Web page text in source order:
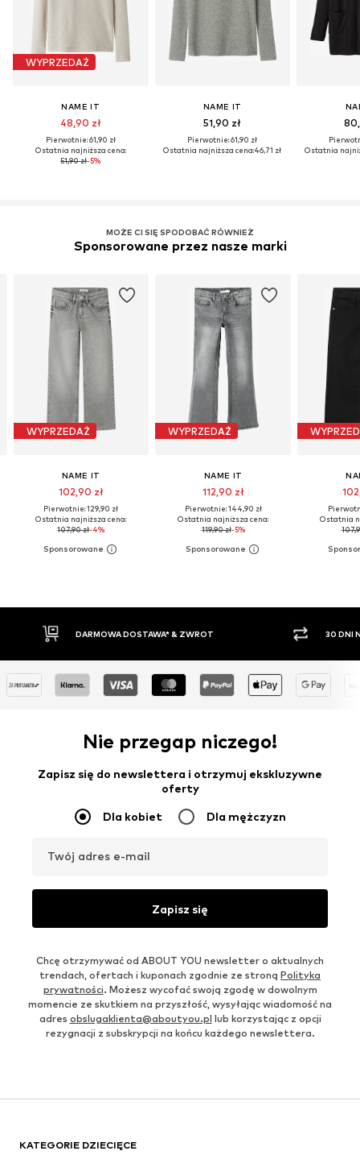
WYPRZEDAŻ
NAME IT
48,90 zł
Pierwotnie: 61,90 zł
Ostatnia najniższa cena:
51,90 zł-5%
NAME IT
51,90 zł
Pierwotnie: 61,90 zł
Ostatnia najniższa cena:46,71 zł
Ostatnia
MOŻE CI SIĘ SPODOBAĆ RÓWNIEŻ
Sponsorowane przez nasze marki
WYPRZEDAŻ
NAME IT
102,90 zł
Pierwotnie: 129,90 zł
Ostatnia najniższa cena:
107,90 zł-4%
WYPRZEDAŻ
NAME IT
112,90 zł
Pierwotnie: 144,90 zł
Ostatnia najniższa cena:
119,90 zł-5%
Ostatnia
30 DNI NA ZWROT TOWARU
Nie przegap niczego!
Zapisz się do newslettera i otrzymuj ekskluzywne
oferty
Dla kobiet Dla mężczyzn
Twój adres e-mail
Zapisz się
Chcę otrzymywać od ABOUT YOU newsletter o aktualnych
trendach, ofertach i kuponach zgodnie ze stroną Polityka
prywatności. Możesz wycofać swoją zgodę w dowolnym
momencie ze skutkiem na przyszłość, wysyłając wiadomość na
adres obslugaklienta@aboutyou.pl lub korzystając z opcji
rezygnacji z subskrypcji na końcu każdego newslettera.
KATEGORIE DZIECIĘCE